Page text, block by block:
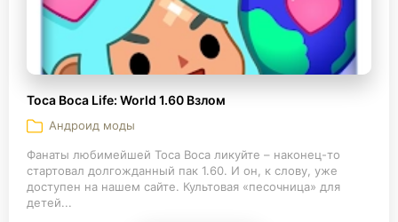
Toca Boca Life: World 1.60 Взлом
Андроид моды
Фанаты любимейшей Toca Boca ликуйте – наконец-то
стартовал долгожданный пак 1.60. И он, к слову, уже
доступен на нашем сайте. Культовая «песочница» для
детей...